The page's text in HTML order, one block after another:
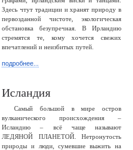
Здесь чтут традиции и хранят природу в
первозданной чистоте, экологическая
обстановка безупречная. В Ирландию
стремятся те, кому хочется свежих
впечатлений и неизбитых путей.
подробнее...
Исландия
Самый большой в мире остров
вулканического происхождения –
Исландию – всё чаще называют
ЛЕДЯНОЙ ПЛАНЕТОЙ. Нетронутость
природы и люди, сумевшие выжить на